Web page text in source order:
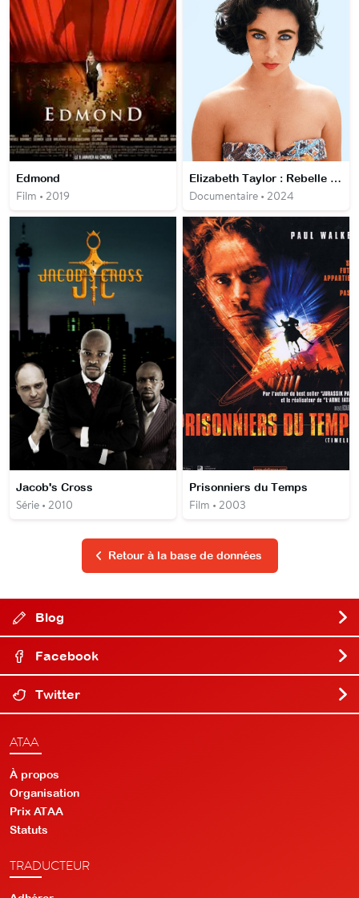
Edmond
Film • 2019
Elizabeth Taylor : Rebelle & Superstar
Documentaire • 2024
Jacob's Cross
Série • 2010
Prisonniers du Temps
Film • 2003
Retour à la base de données
Blog
Facebook
Twitter
ATAA
À propos
Organisation
Prix ATAA
Statuts
TRADUCTEUR